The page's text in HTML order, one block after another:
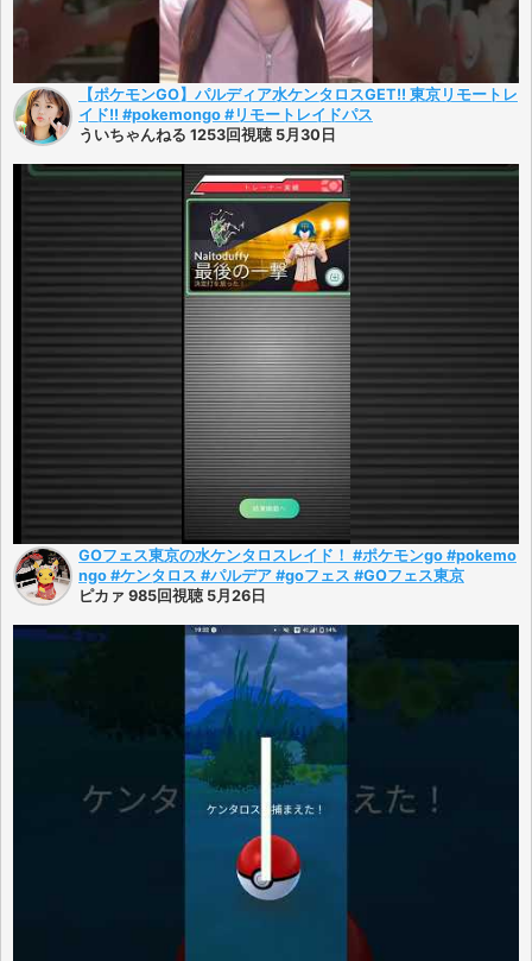
【ポケモンGO】パルディア水ケンタロスGET!! 東京リモートレ
イド!! #pokemongo #リモートレイドパス
ういちゃんねる 1253回視聴 5月30日
GOフェス東京の水ケンタロスレイド！ #ポケモンgo #pokemo
ngo #ケンタロス #パルデア #goフェス #GOフェス東京
ピカァ 985回視聴 5月26日